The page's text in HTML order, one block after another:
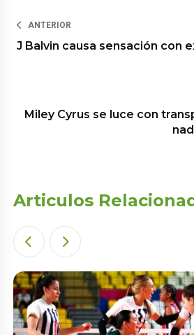
ANTERIOR
J Balvin causa sensación con
Miley Cyrus se luce con
Articulos